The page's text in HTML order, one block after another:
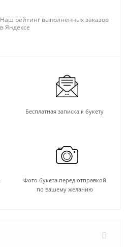
Наш рейтинг выполненных заказов
в Яндексе
Бесплатная записка к букету
Фото букета перед отправкой
по вашему желанию